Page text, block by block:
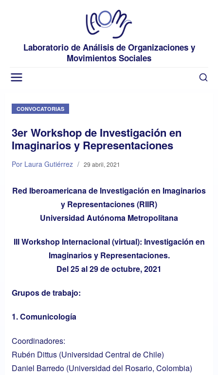
Laboratorio de Análisis de Organizaciones y
Movimientos Sociales
CONVOCATORIAS
3er Workshop de Investigación en
Imaginarios y Representaciones
Por Laura Gutiérrez / 29 abril, 2021
Red Iberoamericana de Investigación en Imaginarios
y Representaciones (RIIR)
Universidad Autónoma Metropolitana
III Workshop Internacional (virtual): Investigación en
Imaginarios y Representaciones.
Del 25 al 29 de octubre, 2021
Grupos de trabajo:
1. Comunicología
Coordinadores:
Rubén Dittus (Universidad Central de Chile)
Daniel Barredo (Universidad del Rosario, Colombia)